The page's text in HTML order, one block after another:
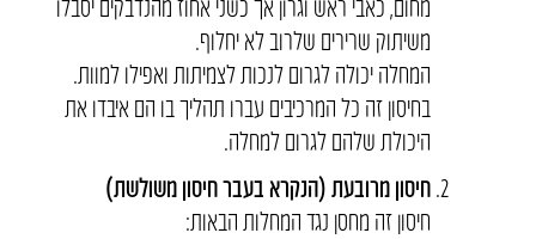
מחום, כאבי ראש וגרון אך כשני אחוז מהנדבקים יסבלו
משיתוק שרירים שלרוב לא יחלוף.
המחלה יכולה לגרום לנכות לצמיתות ואפילו למוות.
בחיסון זה כל המרכיבים עברו תהליך בו הם איבדו את
היכולת שלהם לגרום למחלה.
חיסון מרובעת(הנקרא בעבר חיסון משולשת)
חיסון זה מחסן נגד המחלות הבאות: